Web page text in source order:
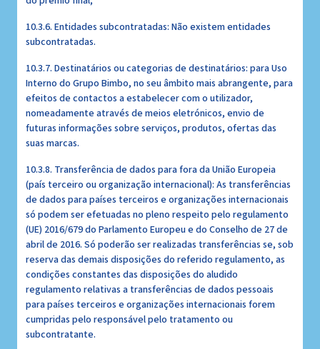
10.3.6. Entidades subcontratadas: Não existem entidades
subcontratadas.
10.3.7. Destinatários ou categorias de destinatários: para Uso
Interno do Grupo Bimbo, no seu âmbito mais abrangente, para
efeitos de contactos a estabelecer com o utilizador,
nomeadamente através de meios eletrónicos, envio de
futuras informações sobre serviços, produtos, ofertas das
suas marcas.
10.3.8. Transferência de dados para fora da União Europeia
(país terceiro ou organização internacional): As transferências
de dados para países terceiros e organizações internacionais
só podem ser efetuadas no pleno respeito pelo regulamento
(UE) 2016/679 do Parlamento Europeu e do Conselho de 27 de
abril de 2016. Só poderão ser realizadas transferências se, sob
reserva das demais disposições do referido regulamento, as
condições constantes das disposições do aludido
regulamento relativas a transferências de dados pessoais
para países terceiros e organizações internacionais forem
cumpridas pelo responsável pelo tratamento ou
subcontratante.